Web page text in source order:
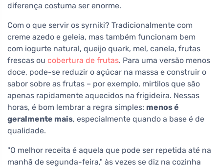
diferença costuma ser enorme.
Com o que servir os syrniki? Tradicionalmente com
creme azedo e geleia, mas também funcionam bem
com iogurte natural, queijo quark, mel, canela, frutas
frescas ou cobertura de frutas. Para uma versão menos
doce, pode-se reduzir o açúcar na massa e construir o
sabor sobre as frutas – por exemplo, mirtilos que são
apenas rapidamente aquecidos na frigideira. Nessas
horas, é bom lembrar a regra simples: menos é
geralmente mais, especialmente quando a base é de
qualidade.
"O melhor receita é aquela que pode ser repetida até na
manhã de segunda-feira," às vezes se diz na cozinha